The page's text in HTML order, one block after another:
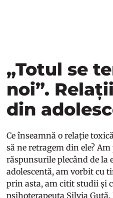
„Totul se
noi”.
din
Ce înseamnă o relație
să ne retragem din ele?
răspunsurile plecând de la
adolescentă, am vorbit cu
prin asta, am citit studii și
psihoterapeuta Silvia